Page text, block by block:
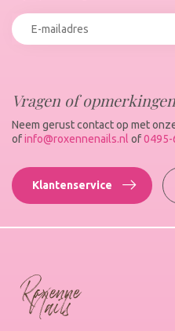
Vragen of
Neem gerust contact op met
ofinfo@roxennenails.nl of0495-
Klantenservice